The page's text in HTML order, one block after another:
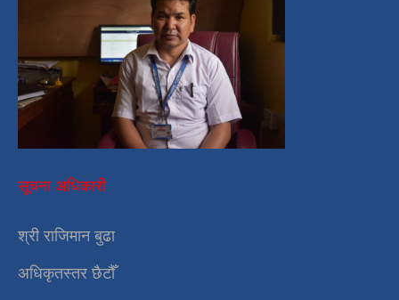
सूचना अधिकारी
श्री राजिमान बुढा
अधिकृतस्तर छैटौँ